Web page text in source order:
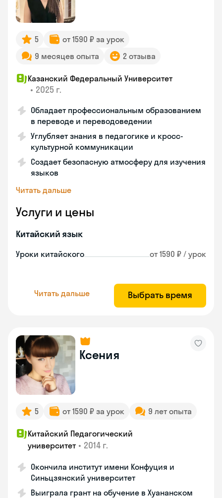
5
от 1590 ₽ за урок
9 месяцев опыта
2 отзыва
Казанский Федеральный Университет
• 2025 г.
Обладает профессиональным образованием
в переводе и переводоведении
Углубляет знания в педагогике и кросс-
культурной коммуникации
Создает безопасную атмосферу для изучения
языков
Читать дальше
Услуги и цены
Китайский язык
Уроки китайского от 1590 ₽ / урок
Читать дальше Выбрать время
Ксения
5 от 1590 ₽ за урок 9 лет опыта
Китайский Педагогический
университет • 2014 г.
Окончила институт имени Конфуция и
Синьцзянский университет
Выиграла грант на обучение в Хуананском